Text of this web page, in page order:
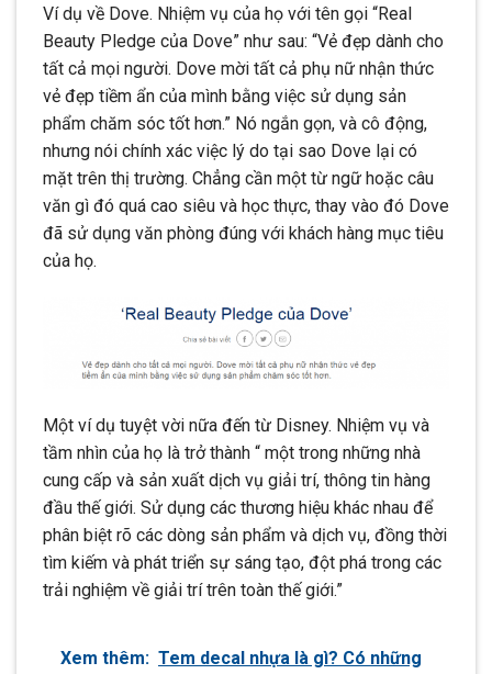
Ví dụ về Dove. Nhiệm vụ của họ với tên gọi “Real
Beauty Pledge của Dove” như sau: “Vẻ đẹp dành cho
tất cả mọi người. Dove mời tất cả phụ nữ nhận thức
vẻ đẹp tiềm ẩn của mình bằng việc sử dụng sản
phẩm chăm sóc tốt hơn.” Nó ngắn gọn, và cô động,
nhưng nói chính xác việc lý do tại sao Dove lại có
mặt trên thị trường. Chẳng cần một từ ngữ hoặc câu
văn gì đó quá cao siêu và học thực, thay vào đó Dove
đã sử dụng văn phòng đúng với khách hàng mục tiêu
của họ.
Một ví dụ tuyệt vời nữa đến từ Disney. Nhiệm vụ và
tầm nhìn của họ là trở thành “ một trong những nhà
cung cấp và sản xuất dịch vụ giải trí, thông tin hàng
đầu thế giới. Sử dụng các thương hiệu khác nhau để
phân biệt rõ các dòng sản phẩm và dịch vụ, đồng thời
tìm kiếm và phát triển sự sáng tạo, đột phá trong các
trải nghiệm về giải trí trên toàn thế giới.”
Xem thêm: Tem decal nhựa là gì? Có những